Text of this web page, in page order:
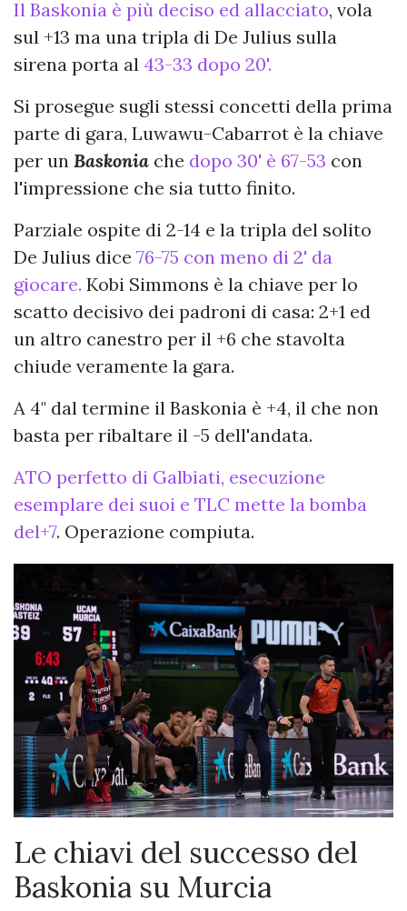
Il Baskonia è più deciso ed allacciato, vola
sul +13 ma una tripla di De Julius sulla
sirena porta al 43-33 dopo 20'.
Si prosegue sugli stessi concetti della prima
parte di gara, Luwawu-Cabarrot è la chiave
per un Baskonia che dopo 30' è 67-53 con
l'impressione che sia tutto finito.
Parziale ospite di 2-14 e la tripla del solito
De Julius dice 76-75 con meno di 2' da
giocare. Kobi Simmons è la chiave per lo
scatto decisivo dei padroni di casa: 2+1 ed
un altro canestro per il +6 che stavolta
chiude veramente la gara.
A 4" dal termine il Baskonia è +4, il che non
basta per ribaltare il -5 dell'andata.
ATO perfetto di Galbiati, esecuzione
esemplare dei suoi e TLC mette la bomba
del+7. Operazione compiuta.
Le chiavi del successo del
Baskonia su Murcia